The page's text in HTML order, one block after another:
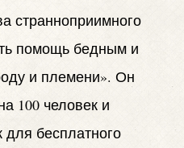
странноприимного
помощь бедным и
и племени». Он
100 человек и
для бесплатного